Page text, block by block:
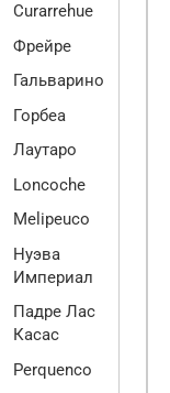
Curarrehue
Фрейре
Гальварино
Горбеа
Лаутаро
Loncoche
Melipeuco
Нуэва
Империал
Падре Лас
Касас
Perquenco